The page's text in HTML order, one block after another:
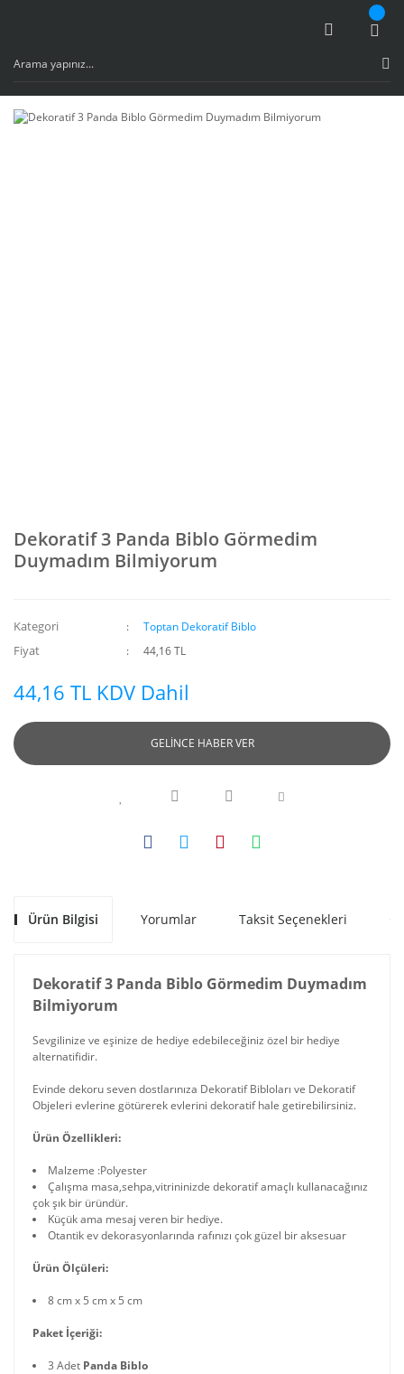
Dekoratif 3 Panda Biblo Görmedim
Duymadım Bilmiyorum
Kategori Toptan Dekoratif Biblo
Fiyat 44,16 TL
44,16 TL KDV Dahil
GELİNCE HABER VER
Ürün Bilgisi Yorumlar Taksit Seçenekleri
Dekoratif 3 Panda Biblo Görmedim Duymadım
Bilmiyorum
Sevgilinize ve eşinize de hediye edebileceğiniz özel bir hediye
alternatifidir.
Evinde dekoru seven dostlarınıza Dekoratif Bibloları ve Dekoratif
Objeleri evlerine götürerek evlerini dekoratif hale getirebilirsiniz.
Ürün Özellikleri:
Malzeme :Polyester
Çalışma masa,sehpa,vitrininizde dekoratif amaçlı kullanacağınız
çok şık bir üründür.
Küçük ama mesaj veren bir hediye.
Otantik ev dekorasyonlarında rafınızı çok güzel bir aksesuar
Ürün Ölçüleri:
8 cm x 5 cm x 5 cm
Paket İçeriği:
3 Adet Panda Biblo